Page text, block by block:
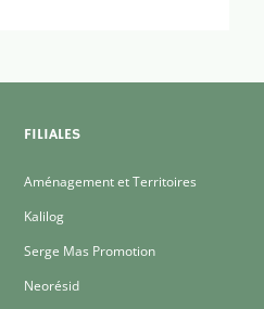
FILIALES
Aménagement et Territoires
Kalilog
Serge Mas Promotion
Neorésid